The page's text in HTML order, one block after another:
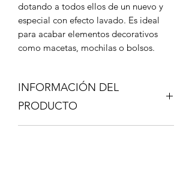
dotando a todos ellos de un nuevo y
especial con efecto lavado. Es ideal
para acabar elementos decorativos
como macetas, mochilas o bolsos.
INFORMACIÓN DEL
PRODUCTO